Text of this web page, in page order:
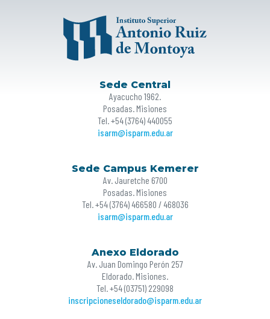
Sede Central
Ayacucho 1962.
Posadas. Misiones
Tel. +54 (3764) 440055
isarm@isparm.edu.ar
Sede Campus Kemerer
Av. Jauretche 6700
Posadas. Misiones
Tel. +54 (3764) 466580 / 468036
isarm@isparm.edu.ar
Anexo Eldorado
Av. Juan Domingo Perón 257
Eldorado. Misiones.
Tel. +54 (03751) 229098
inscripcioneseldorado@isparm.edu.ar